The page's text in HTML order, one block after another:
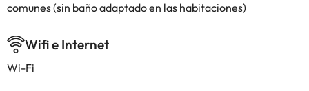
comunes (sin baño adaptado en las habitaciones)
Wifi e Internet
Wi-Fi